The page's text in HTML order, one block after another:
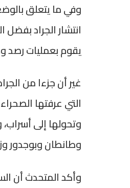
وفي ما يتعلق
انتشار الجراد بفضل
يقوم بعمليات رصد
غير أن جزءا من
التي عرفتها
وتحولها إلى
وطانطان وبوجدور
وأكد المتحدث أن